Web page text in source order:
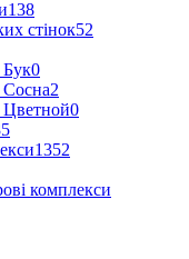
138
стінок52
0
2
0
1352
комплекси